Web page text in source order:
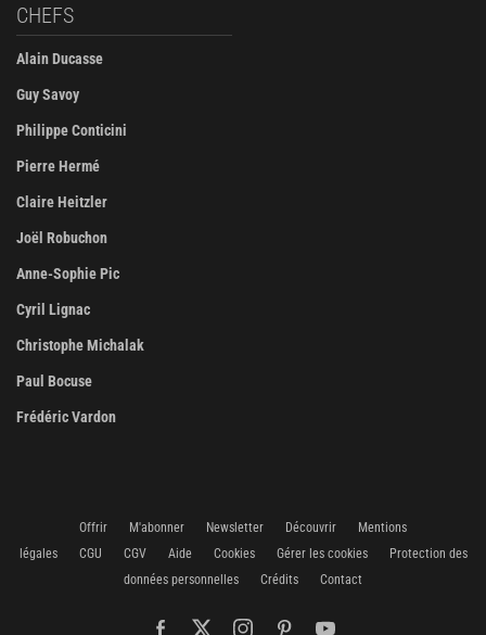
CHEFS
Alain Ducasse
Guy Savoy
Philippe Conticini
Pierre Hermé
Claire Heitzler
Joël Robuchon
Anne-Sophie Pic
Cyril Lignac
Christophe Michalak
Paul Bocuse
Frédéric Vardon
Offrir M'abonner Newsletter Découvrir
Mentions
légales
CGU CGV Aide Cookies Gérer les cookies
Protection des
données personnelles
Crédits Contact